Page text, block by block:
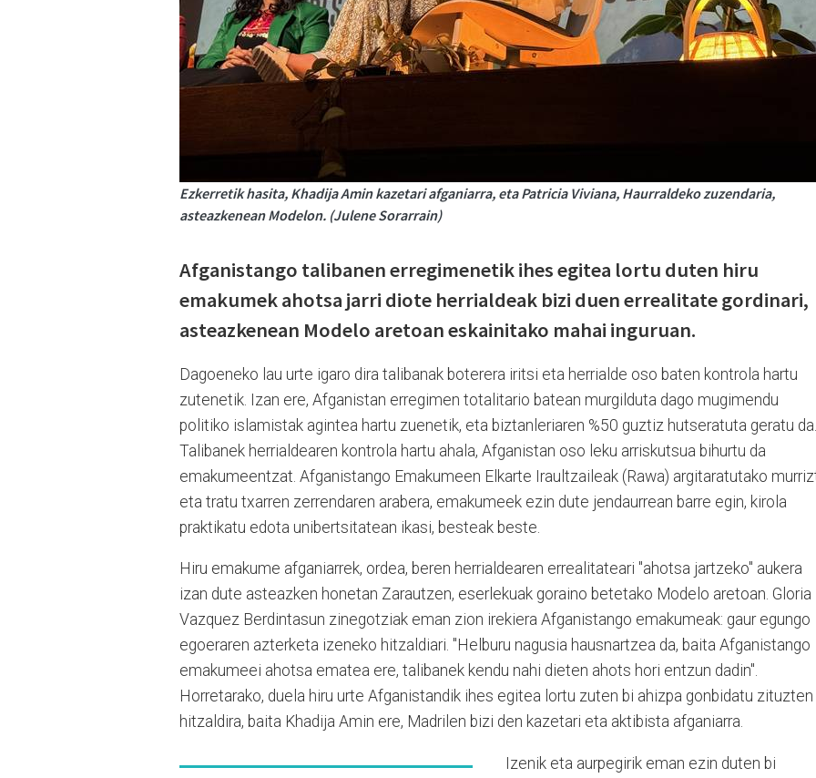
Ezkerretik hasita, Khadija Amin kazetari afganiarra, eta Patricia Viviana, Haurraldeko zuzendaria,
asteazkenean Modelon. (Julene Sorarrain)
Afganistango talibanen erregimenetik ihes egitea lortu duten hiru
emakumek ahotsa jarri diote herrialdeak bizi duen errealitate gordinari,
asteazkenean Modelo aretoan eskainitako mahai inguruan.
Dagoeneko lau urte igaro dira talibanak boterera iritsi eta herrialde oso baten kontrola hartu
zutenetik. Izan ere, Afganistan erregimen totalitario batean murgilduta dago mugimendu
politiko islamistak agintea hartu zuenetik, eta biztanleriaren %50 guztiz hutseratuta geratu da.
Talibanek herrialdearen kontrola hartu ahala, Afganistan oso leku arriskutsua bihurtu da
emakumeentzat. Afganistango Emakumeen Elkarte Iraultzaileak (Rawa) argitaratutako
eta tratu txarren zerrendaren arabera, emakumeek ezin dute jendaurrean barre egin, kirola
praktikatu edota unibertsitatean ikasi, besteak beste.
Hiru emakume afganiarrek, ordea, beren herrialdearen errealitateari "ahotsa jartzeko" aukera
izan dute asteazken honetan Zarautzen, eserlekuak goraino betetako Modelo aretoan. Gloria
Vazquez Berdintasun zinegotziak eman zion irekiera Afganistango emakumeak: gaur egungo
egoeraren azterketa izeneko hitzaldiari. "Helburu nagusia hausnartzea da, baita Afganistango
emakumeei ahotsa ematea ere, talibanek kendu nahi dieten ahots hori entzun dadin".
Horretarako, duela hiru urte Afganistandik ihes egitea lortu zuten bi ahizpa gonbidatu zituzten
hitzaldira, baita Khadija Amin ere, Madrilen bizi den kazetari eta aktibista afganiarra.
Izenik eta aurpegirik eman ezin duten bi